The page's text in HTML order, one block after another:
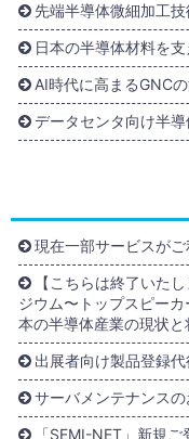
先端半導体微細加工技
日本の半導体材料を
AI時代に高まるGNC
データセンタ向け半
現在一部サービスが
【こちらは終了いた
ジウム〜トップスピー
本の半導体産業の現状
出展者向け製品登録
サーバメンテナンス
「SEMI-NET」新規